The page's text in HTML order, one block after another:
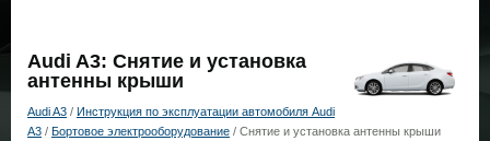
Audi A3: Снятие и установка
антенны крыши
Audi A3 / Инструкция по эксплуатации автомобиля Audi
A3 / Бортовое электрооборудование / Снятие и установка антенны крыши